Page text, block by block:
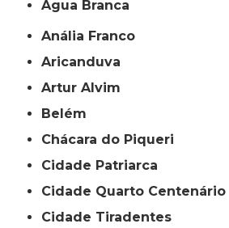
Água Branca
Anália Franco
Aricanduva
Artur Alvim
Belém
Chácara do Piqueri
Cidade Patriarca
Cidade Quarto Centenário
Cidade Tiradentes